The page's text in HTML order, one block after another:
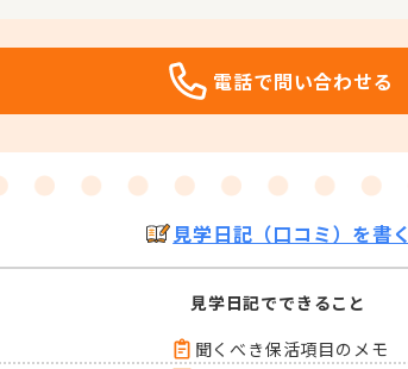
電話で問い合わせる
見学日記（口コミ）を書く
見学日記でできること
聞くべき保活項目のメモ